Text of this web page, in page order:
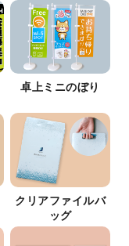
卓上ミニのぼり
クリアファイルバ
ッグ